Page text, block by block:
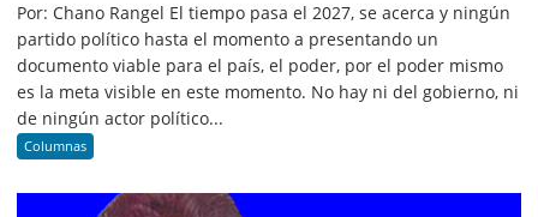
Por: Chano Rangel El tiempo pasa el 2027, se acerca y ningún
partido político hasta el momento a presentando un
documento viable para el país, el poder, por el poder mismo
es la meta visible en este momento. No hay ni del gobierno, ni
de ningún actor político...
Columnas